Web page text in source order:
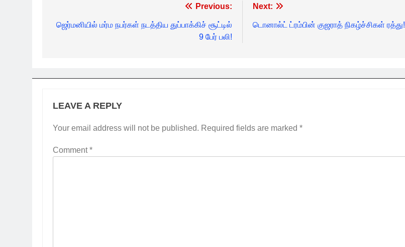
navigation
Previous:
ஜெர்மனியில் மர்ம நபர்கள் நடத்திய துப்பாக்கிச் சூட்டில்
9 பேர் பலி!
Next:
டொனால்ட் ட்ரம்பின் குஜராத் நிகழ்ச்சிகள் ரத்து!
LEAVE A REPLY
Your email address will not be published. Required fields are marked *
Comment*